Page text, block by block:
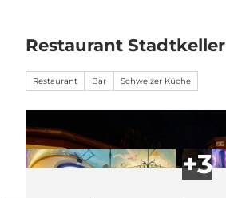
Restaurant Stadtkeller
Restaurant Bar Schweizer Küche